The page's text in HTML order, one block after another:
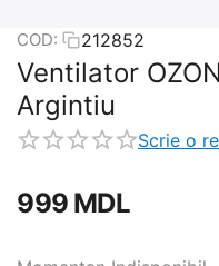
COD: 212852
Ventilator
Argintiu
Scrie o
‍999‍ MDL